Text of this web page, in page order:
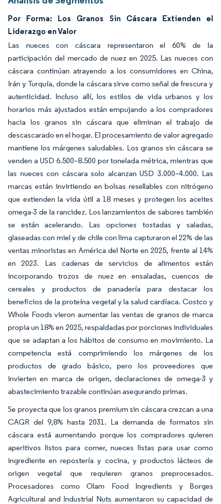
Por Forma: Los Granos Sin Cáscara Extienden el
Liderazgo en Valor
Las nueces con cáscara representaron el 60% de la
participación del mercado de nuez en 2025. Las nueces con
cáscara continúan atrayendo a los consumidores en China,
Irán y Turquía, donde la cáscara sirve como señal de frescura y
autenticidad. Incluso allí, los estilos de vida urbanos y los
horarios más ajustados están empujando a los compradores
hacia los granos sin cáscara que eliminan el trabajo de
descascarado en el hogar. El procesamiento de valor agregado
mantiene los márgenes saludables. Los granos sin cáscara se
venden a USD 6.500–8.500 por tonelada métrica, mientras que
las nueces con cáscara solo alcanzan USD 3.000–4.000. Las
marcas están invirtiendo en bolsas resellables con nitrógeno
que extienden la vida útil a 18 meses y protegen los aceites
omega-3 de la rancidez. Los lanzamientos de sabores también
se están acelerando. Las opciones tostadas y saladas,
glaseadas con miel y de chile con lima capturaron el 22% de las
ventas minoristas en América del Norte en 2025, frente al 14%
en 2023. Las cadenas de servicios de alimentos están
incorporando trozos de nuez en ensaladas, cuencos de
cereales y productos de panadería para destacar los
beneficios de la proteína vegetal y la salud cardíaca. Costco y
Whole Foods vieron aumentar las ventas de granos de marca
propia un 18% en 2025, respaldadas por porciones individuales
que se adaptan a los hábitos de consumo en movimiento. La
competencia está comprimiendo los márgenes de los
productos de grado básico, pero los proveedores que
invierten en marca de origen, declaraciones de omega-3 y
abastecimiento trazable continúan asegurando primas.
Se proyecta que los granos premium sin cáscara crezcan a una
CAGR del 9,8% hasta 2031. La demanda de formatos sin
cáscara está aumentando porque los compradores quieren
aperitivos listos para comer, nueces listas para usar como
ingrediente en repostería y cocina, y productos lácteos de
origen vegetal que requieren granos preprocesados.
Procesadores como Olam Food Ingredients y Borges
Agricultural and Industrial Nuts aumentaron su capacidad de